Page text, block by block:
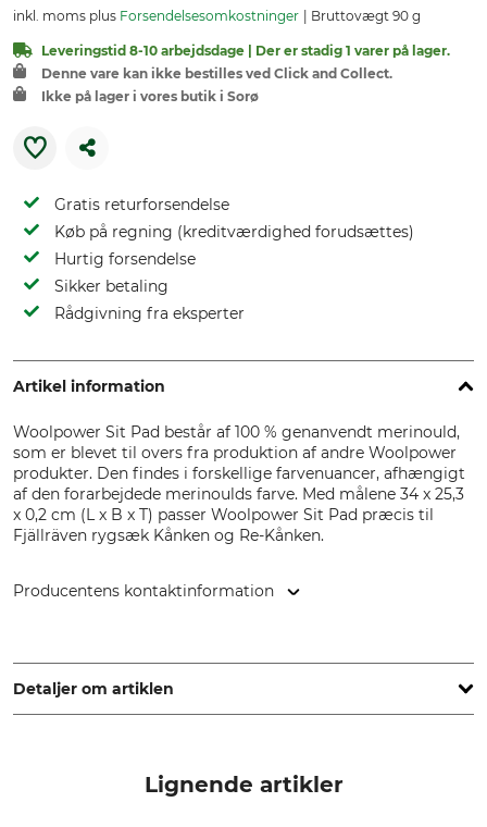
inkl. moms plus Forsendelsesomkostninger Bruttovægt 90 g
Leveringstid 8-10 arbejdsdage | Der er stadig 1 varer på lager.
Denne vare kan ikke bestilles ved Click and Collect.
Ikke på lager i vores butik i Sorø
Gratis returforsendelse
Køb på regning (kreditværdighed forudsættes)
Hurtig forsendelse
Sikker betaling
Rådgivning fra eksperter
Artikel information
Woolpower Sit Pad består af 100 % genanvendt merinould,
som er blevet til overs fra produktion af andre Woolpower
produkter. Den findes i forskellige farvenuancer, afhængigt
af den forarbejdede merinoulds farve. Med målene 34 x 25,3
x 0,2 cm (L x B x T) passer Woolpower Sit Pad præcis til
Fjällräven rygsæk Kånken og Re-Kånken.
Producentens kontaktinformation
Östersund, Sweden, www.woolpower.se
Detaljer om artiklen
Lignende artikler